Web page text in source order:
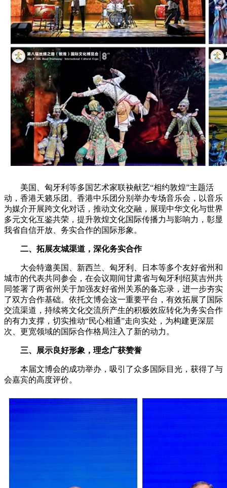
美国、匈牙利等多国艺术家联袂献艺“相约敦煌”主题活
动，香港天籁乐团、香港中乐团分别举办专场音乐会，以音乐
为媒介开展跨文化对话，推动文化交融，展现中华文化与世界
多元文化互鉴共荣，提升敦煌文化国际传播力与影响力，彰显
我省自信开放、务实合作的国际形象。
二、拓展友城渠道，深化务实合作
大会特邀美国、新西兰、匈牙利、日本等多个友好省州和
城市的代表共同参会，在会议期间甘肃省与匈牙利绍莫吉州共
同签署了两省州关于加强友好省州关系的备忘录，进一步夯实
了双方合作基础。依托文博会这一重要平台，有效拓展了国际
交流渠道，持续将文化交流所产生的积极效应转化为务实合作
的有力支撑，切实推动“民心相通”走向实处，为构建更深层
次、更宽领域的国际合作格局注入了新的动力。
三、展示良好形象，理念广获赞誉
本届文博会的成功举办，吸引了众多国际目光，获得了与
会嘉宾的高度评价。